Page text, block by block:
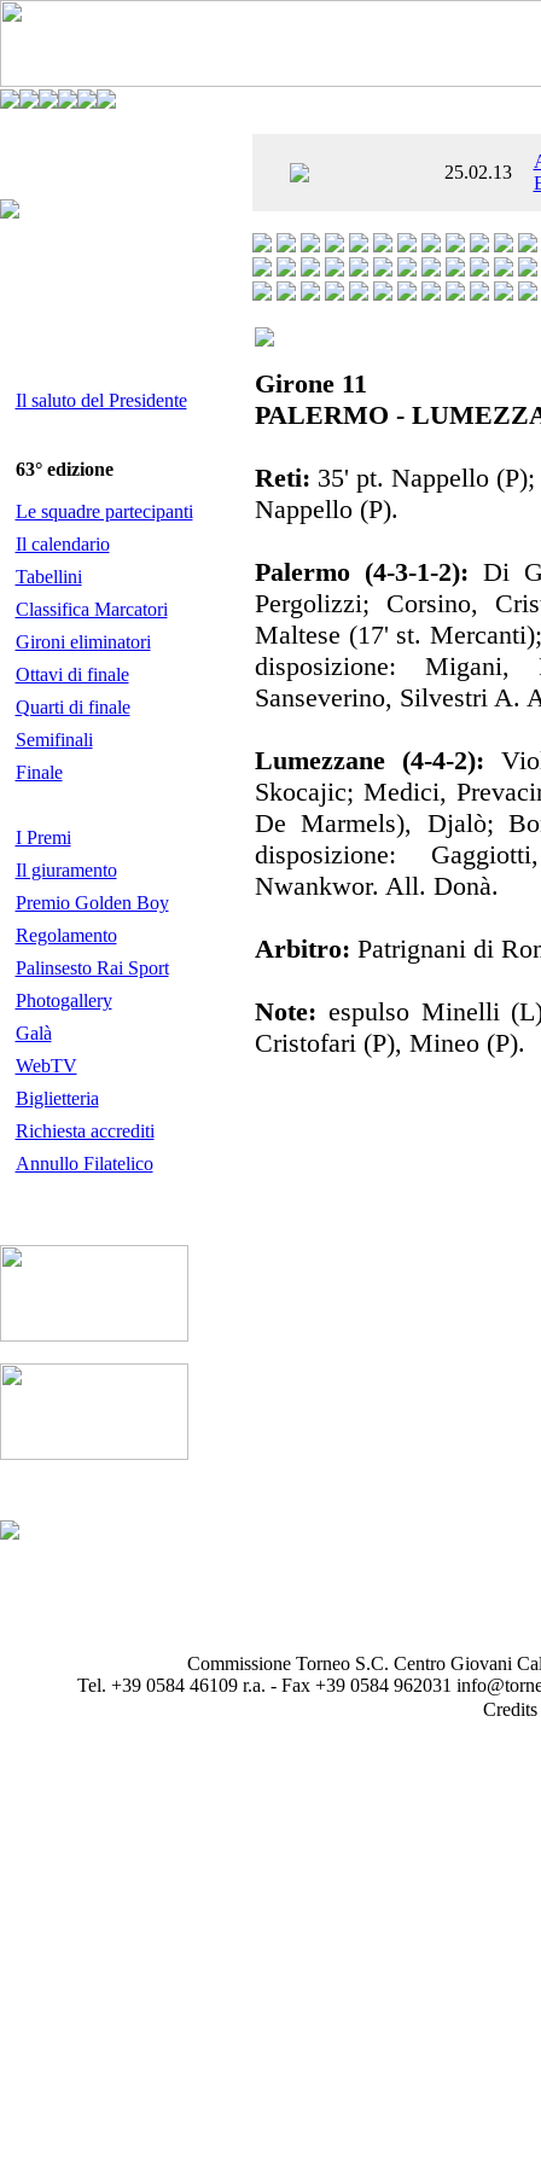
25.02.13
Il saluto del Presidente
63° edizione
Le squadre partecipanti
Il calendario
Tabellini
Classifica Marcatori
Gironi eliminatori
Ottavi di finale
Quarti di finale
Semifinali
Finale
I Premi
Il giuramento
Premio Golden Boy
Regolamento
Palinsesto Rai Sport
Photogallery
Galà
WebTV
Biglietteria
Richiesta accrediti
Annullo Filatelico
Girone 11
PALERMO -
Reti: 35' pt. Nappello
Nappello (P).
Palermo (4-3-1-2): Di
Pergolizzi; Corsino,
Maltese (17' st.
disposizione:
Sanseverino, Silvestri A.
Lumezzane (4-4-2):
Skocajic; Medici,
De Marmels), Djalò;
disposizione:
Nwankwor. All. Donà.
Arbitro: Patrignani di
Note: espulso Minelli
Cristofari (P), Mineo (P).
Commissione Torneo S.C. Centro Giovani
Tel. +39 0584 46109 r.a. - Fax +39 0584 962031
Credits